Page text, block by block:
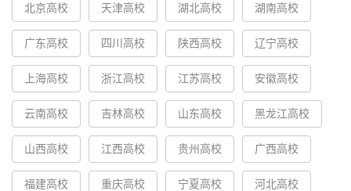
北京高校 天津高校 湖北高校 湖南高校
广东高校 四川高校 陕西高校 辽宁高校
上海高校 浙江高校 江苏高校 安徽高校
云南高校 吉林高校 山东高校 黑龙江高校
山西高校 江西高校 贵州高校 广西高校
福建高校 重庆高校 宁夏高校 河北高校